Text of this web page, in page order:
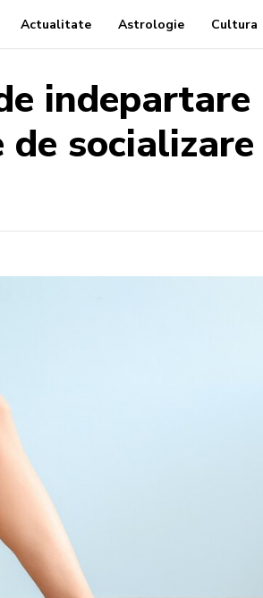
Actualitate Astrologie Cultura
socializare